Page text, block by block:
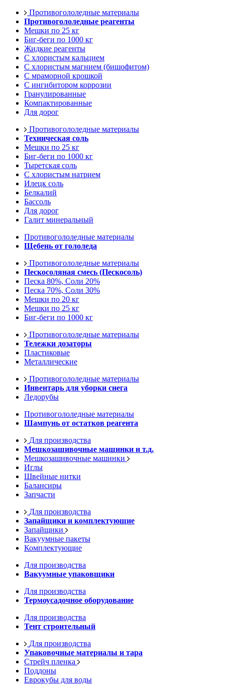
Противогололедные материалы
Противогололедные реагенты
Мешки по 25 кг
Биг-беги по 1000 кг
Жидкие реагенты
С хлористым кальцием
С хлористым магнием (бишофитом)
С мраморной крошкой
С ингибитором коррозии
Гранулированные
Компактированные
Для дорог
Противогололедные материалы
Техническая соль
Мешки по 25 кг
Биг-беги по 1000 кг
Тыретская соль
С хлористым натрием
Илецк соль
Белкалий
Бассоль
Для дорог
Галит минеральный
Противогололедные материалы
Щебень от гололеда
Противогололедные материалы
Пескосоляная смесь (Пескосоль)
Песка 80%, Соли 20%
Песка 70%, Соли 30%
Мешки по 20 кг
Мешки по 25 кг
Биг-беги по 1000 кг
Противогололедные материалы
Тележки дозаторы
Пластиковые
Металлические
Противогололедные материалы
Инвентарь для уборки снега
Ледорубы
Противогололедные материалы
Шампунь от остатков реагента
Для производства
Мешкозашивочные машинки и т.д.
Мешкозашивочные машинки
Иглы
Швейные нитки
Балансиры
Запчасти
Для производства
Запайщики и комплектующие
Запайщики
Вакуумные пакеты
Комплектующие
Для производства
Вакуумные упаковщики
Для производства
Термоусадочное оборудование
Для производства
Тент строительный
Для производства
Упаковочные материалы и тара
Стрейч пленка
Поддоны
Еврокубы для воды